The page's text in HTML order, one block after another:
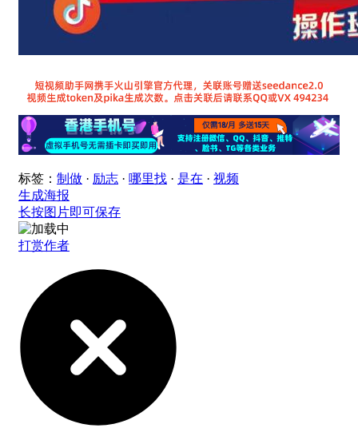
标签： 制做 · 励志 · 哪里找 · 是在 · 视频
生成海报
长按图片即可保存
打赏作者